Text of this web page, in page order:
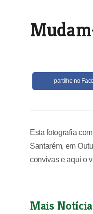
partilhe no
Esta fotografia
Santarém, em
convivas e aqui o
Mais